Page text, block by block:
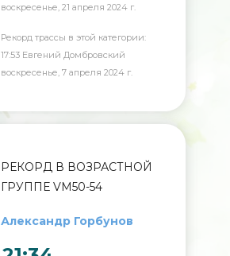
воскресенье, 21 апреля 2024 г.
Рекорд трассы в этой категории:
17:53 Евгений Домбровский
воскресенье, 7 апреля 2024 г.
РЕКОРД В ВОЗРАСТНОЙ
ГРУППЕ VM50-54
Александр Горбунов